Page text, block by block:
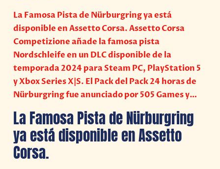
La Famosa Pista de Nürburgring ya está
disponible en Assetto Corsa. Assetto Corsa
Competizione añade la famosa pista
Nordschleife en un DLC disponible de la
temporada 2024 para Steam PC, PlayStation 5
y Xbox Series X|S. El Pack del Pack 24 horas de
Nürburgring fue anunciado por 505 Games y…
La Famosa Pista de Nürburgring
ya está disponible en Assetto
Corsa.